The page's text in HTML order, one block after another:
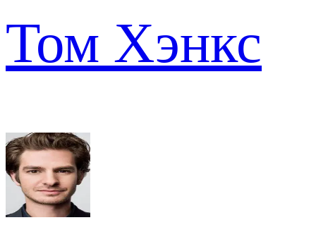
Том Хэнкс